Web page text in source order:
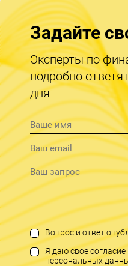
Задайте
Эксперты по
подробно
дня
Вопрос и ответ
Я даю свое
персональных